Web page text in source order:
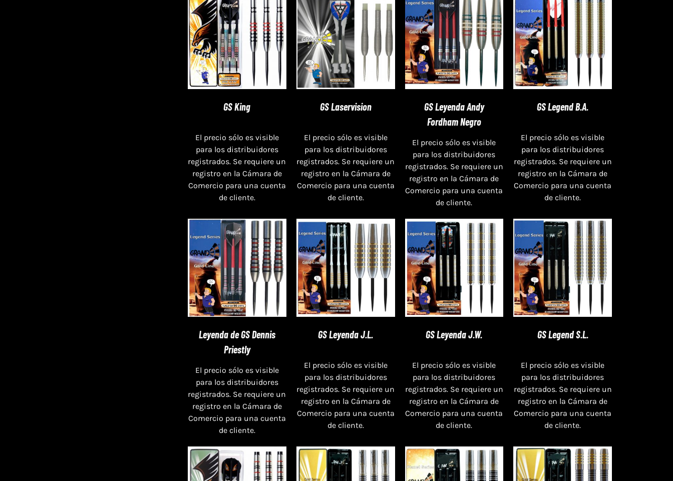
GS King
El precio sólo es visible
para los distribuidores
registrados. Se requiere un
registro en la Cámara de
Comercio para una cuenta
de cliente.
GS Laservision
El precio sólo es visible
para los distribuidores
registrados. Se requiere un
registro en la Cámara de
Comercio para una cuenta
de cliente.
GS Leyenda Andy
Fordham Negro
El precio sólo es visible
para los distribuidores
registrados. Se requiere un
registro en la Cámara de
Comercio para una cuenta
de cliente.
GS Legend B.A.
El precio sólo es visible
para los distribuidores
registrados. Se requiere un
registro en la Cámara de
Comercio para una cuenta
de cliente.
Leyenda de GS Dennis
Priestly
El precio sólo es visible
para los distribuidores
registrados. Se requiere un
registro en la Cámara de
Comercio para una cuenta
de cliente.
GS Leyenda J.L.
El precio sólo es visible
para los distribuidores
registrados. Se requiere un
registro en la Cámara de
Comercio para una cuenta
de cliente.
GS Leyenda J.W.
El precio sólo es visible
para los distribuidores
registrados. Se requiere un
registro en la Cámara de
Comercio para una cuenta
de cliente.
GS Legend S.L.
El precio sólo es visible
para los distribuidores
registrados. Se requiere un
registro en la Cámara de
Comercio para una cuenta
de cliente.